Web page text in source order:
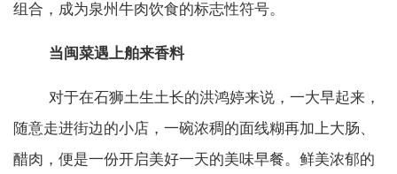
组合，成为泉州牛肉饮食的标志性符号。
当闽菜遇上舶来香料
对于在石狮土生土长的洪鸿婷来说，一大早起来，
随意走进街边的小店，一碗浓稠的面线糊再加上大肠、
醋肉，便是一份开启美好一天的美味早餐。鲜美浓郁的